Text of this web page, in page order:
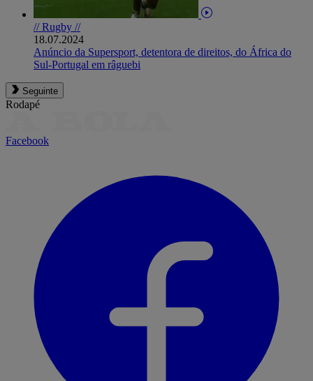
// Rugby //
18.07.2024
Anúncio da Supersport, detentora de direitos, do África do
Sul-Portugal em râguebi
Seguinte
Rodapé
Facebook